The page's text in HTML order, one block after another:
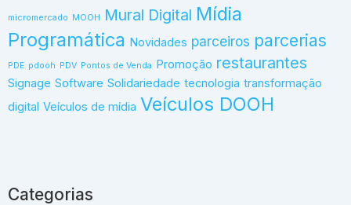
micromercado MOOH Mural Digital Mídia
Programática Novidades parceiros parcerias
PDE pdooh PDV Pontos de Venda Promoção restaurantes
Signage Software Solidariedade tecnologia transformação
digital Veículos de mídia Veículos DOOH
Categorias